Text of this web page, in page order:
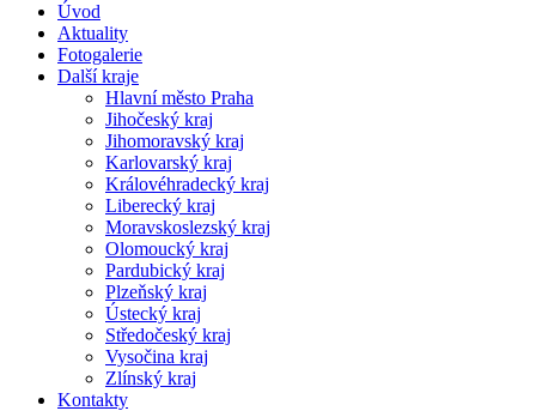
Úvod
Aktuality
Fotogalerie
Další kraje
Hlavní město Praha
Jihočeský kraj
Jihomoravský kraj
Karlovarský kraj
Královéhradecký kraj
Liberecký kraj
Moravskoslezský kraj
Olomoucký kraj
Pardubický kraj
Plzeňský kraj
Ústecký kraj
Středočeský kraj
Vysočina kraj
Zlínský kraj
Kontakty